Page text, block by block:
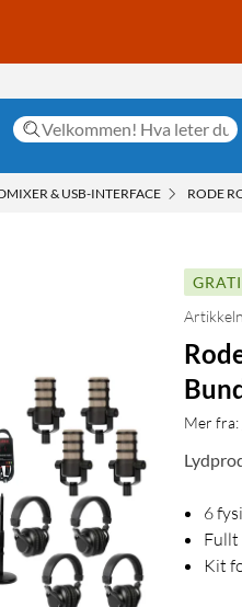
& USB-INTERFACE RODE
Mer fra:
6
Fullt
Kit